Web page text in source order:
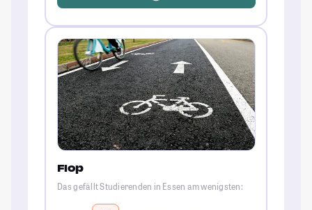
Flop
Das gefällt Studierenden in Essen am wenigsten: